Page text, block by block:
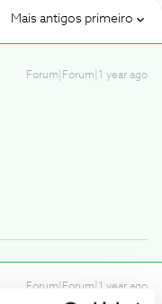
Mais antigos primeiro
Forum|Forum|1 year ago
Forum|Forum|1 year ago